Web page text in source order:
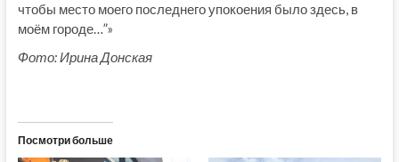
чтобы место моего последнего упокоения было здесь, в
моём городе…”»
Фото: Ирина Донская
Посмотри больше